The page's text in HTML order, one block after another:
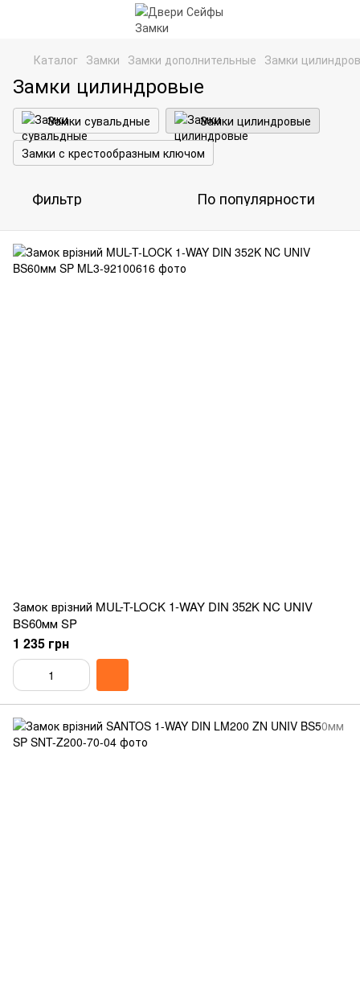
Каталог Замки Замки дополнительные Замки
Замки цилиндровые
Замки сувальдные
Замки цилиндровые
Замки с крестообразным ключом
Фильтр По популярности
Замок врізний MUL-T-LOCK 1-WAY DIN 352K NC UNIV
BS60мм SP
1 235 грн